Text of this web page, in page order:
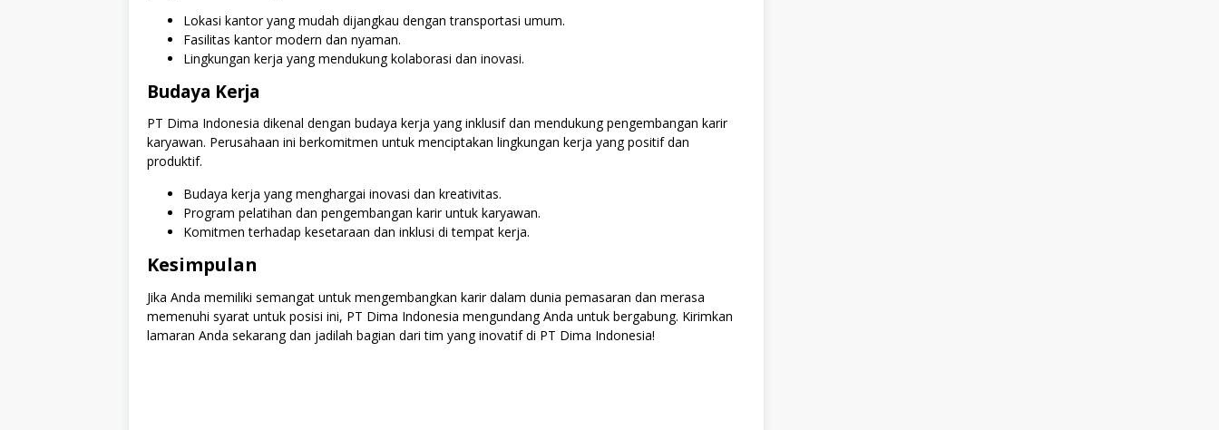
Lokasi kantor yang mudah dijangkau dengan transportasi umum.
Fasilitas kantor modern dan nyaman.
Lingkungan kerja yang mendukung kolaborasi dan inovasi.
Budaya Kerja
PT Dima Indonesia dikenal dengan budaya kerja yang inklusif dan mendukung pengembangan karir
karyawan. Perusahaan ini berkomitmen untuk menciptakan lingkungan kerja yang positif dan
produktif.
Budaya kerja yang menghargai inovasi dan kreativitas.
Program pelatihan dan pengembangan karir untuk karyawan.
Komitmen terhadap kesetaraan dan inklusi di tempat kerja.
Kesimpulan
Jika Anda memiliki semangat untuk mengembangkan karir dalam dunia pemasaran dan merasa
memenuhi syarat untuk posisi ini, PT Dima Indonesia mengundang Anda untuk bergabung. Kirimkan
lamaran Anda sekarang dan jadilah bagian dari tim yang inovatif di PT Dima Indonesia!